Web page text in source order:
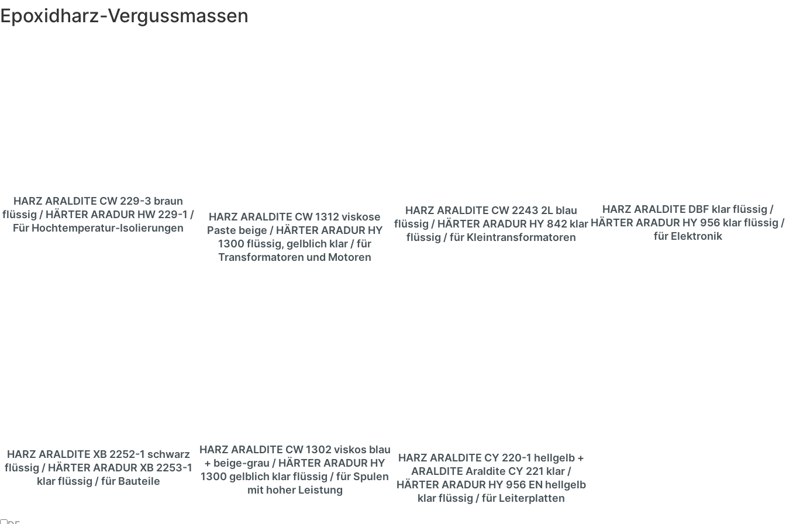
Epoxidharz-Vergussmassen
HARZ ARALDITE CW 229-3 braun
flüssig / HÄRTER ARADUR HW 229-1 /
Für Hochtemperatur-Isolierungen
HARZ ARALDITE CW 1312 viskose
Paste beige / HÄRTER ARADUR HY
1300 flüssig, gelblich klar / für
Transformatoren und Motoren
HARZ ARALDITE CW 2243 2L blau
flüssig / HÄRTER ARADUR HY 842 klar
flüssig / für Kleintransformatoren
HARZ ARALDITE DBF klar flüssig /
HÄRTER ARADUR HY 956 klar flüssig /
für Elektronik
HARZ ARALDITE XB 2252-1 schwarz
flüssig / HÄRTER ARADUR XB 2253-1
klar flüssig / für Bauteile
HARZ ARALDITE CW 1302 viskos blau
+ beige-grau / HÄRTER ARADUR HY
1300 gelblich klar flüssig / für Spulen
mit hoher Leistung
HARZ ARALDITE CY 220-1 hellgelb +
ARALDITE Araldite CY 221 klar /
HÄRTER ARADUR HY 956 EN hellgelb
klar flüssig / für Leiterplatten